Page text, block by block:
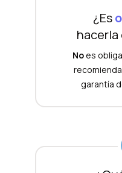
¿Es
hacerla
Noes
garantía